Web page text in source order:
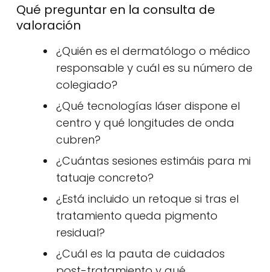
Qué preguntar en la consulta de
valoración
¿Quién es el dermatólogo o médico
responsable y cuál es su número de
colegiado?
¿Qué tecnologías láser dispone el
centro y qué longitudes de onda
cubren?
¿Cuántas sesiones estimáis para mi
tatuaje concreto?
¿Está incluido un retoque si tras el
tratamiento queda pigmento
residual?
¿Cuál es la pauta de cuidados